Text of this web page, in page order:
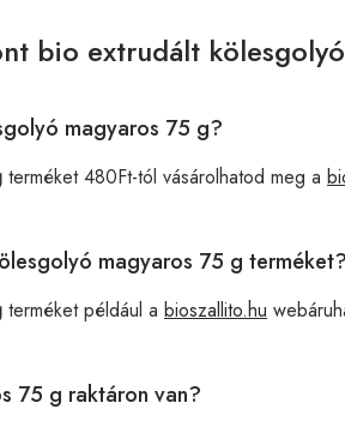
bio extrudált
magyaros 75 g?
terméket 480Ft-tól vásárolhatod meg a
magyaros 75 g terméket?
terméket például a bioszallito.hu
75 g raktáron van?